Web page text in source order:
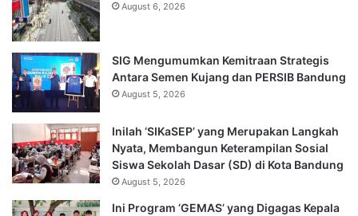
August 6, 2026
SIG Mengumumkan Kemitraan Strategis
Antara Semen Kujang dan PERSIB Bandung
August 5, 2026
Inilah ‘SIKaSEP’ yang Merupakan Langkah
Nyata, Membangun Keterampilan Sosial
Siswa Sekolah Dasar (SD) di Kota Bandung
August 5, 2026
Ini Program ‘GEMAS’ yang Digagas Kepala